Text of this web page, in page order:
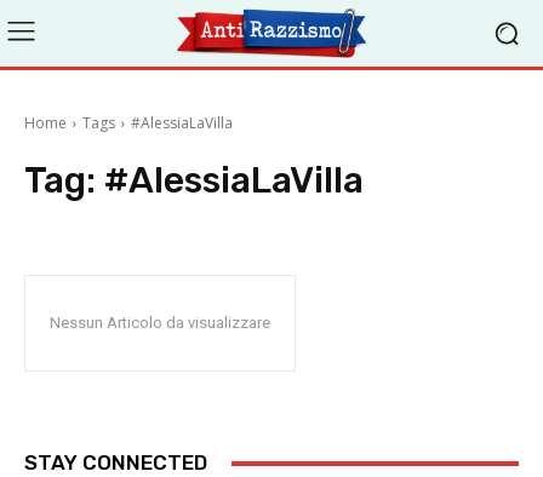
Home Tags #AlessiaLaVilla
Tag: #AlessiaLaVilla
Nessun Articolo da visualizzare
STAY CONNECTED